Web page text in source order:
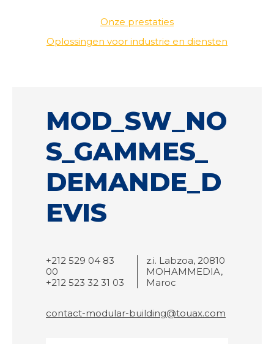
Onze prestaties
Oplossingen voor industrie en diensten
MOD_SW_NO
S_GAMMES_
DEMANDE_D
EVIS
+212 529 04 83
00
+212 523 32 31 03
z.i. Labzoa, 20810
MOHAMMEDIA,
Maroc
contact-modular-building@touax.com